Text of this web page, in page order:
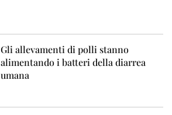
Gli allevamenti di polli stanno
alimentando i batteri della diarrea
umana